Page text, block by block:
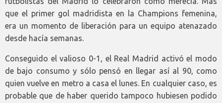
que el primer gol madridista en la Champions femenina,
era un momento de liberación para un equipo atenazado
desde hacía semanas.
Conseguido el valioso 0-1, el Real Madrid activó el modo
de bajo consumo y sólo pensó en llegar así al 90, como
quien vuelve en metro a casa el lunes. En cualquier caso, es
probable que de haber querido tampoco hubiesen podido